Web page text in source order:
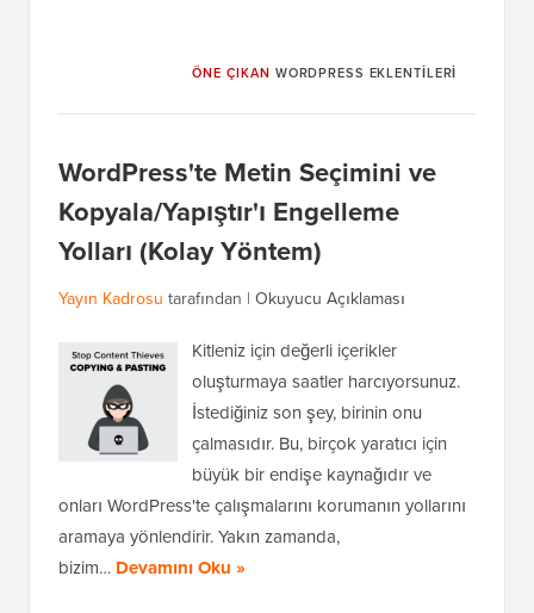
ÖNE ÇIKAN WORDPRESS EKLENTILERI
WordPress'te Metin Seçimini ve
Kopyala/Yapıştır'ı Engelleme
Yolları (Kolay Yöntem)
Yayın Kadrosu tarafından | Okuyucu Açıklaması
Kitleniz için değerli içerikler
oluşturmaya saatler harcıyorsunuz.
İstediğiniz son şey, birinin onu
çalmasıdır. Bu, birçok yaratıcı için
büyük bir endişe kaynağıdır ve
onları WordPress'te çalışmalarını korumanın yollarını
aramaya yönlendirir. Yakın zamanda,
bizim… Devamını Oku »